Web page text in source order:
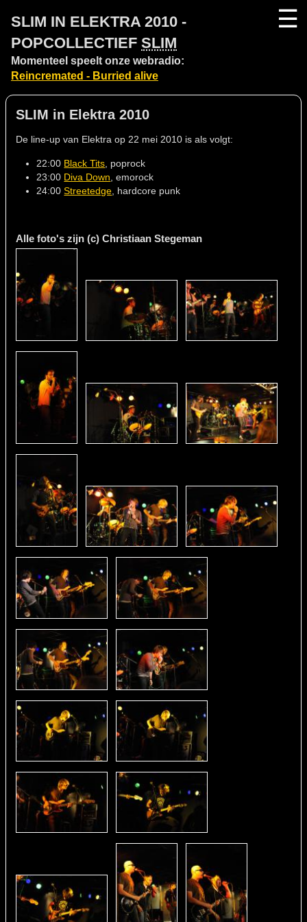
SLIM IN ELEKTRA 2010 -
POPCOLLECTIEF SLIM
Momenteel speelt onze webradio:
Reincremated - Burried alive
☰
SLIM in Elektra 2010
De line-up van Elektra op 22 mei 2010 is als volgt:
22:00 Black Tits , poprock
23:00 Diva Down , emorock
24:00Streetedge , hardcore punk
Alle foto's zijn (c) Christiaan Stegeman